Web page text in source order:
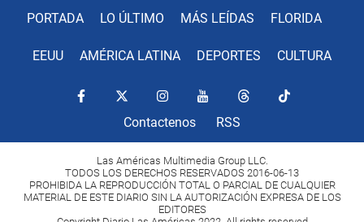
PORTADA LO ÚLTIMO MÁS LEÍDAS FLORIDA
EEUU AMÉRICA LATINA DEPORTES CULTURA
Contactenos RSS
Las Américas Multimedia Group LLC.
TODOS LOS DERECHOS RESERVADOS 2016-06-13
PROHIBIDA LA REPRODUCCIÓN TOTAL O PARCIAL DE CUALQUIER
MATERIAL DE ESTE DIARIO SIN LA AUTORIZACIÓN EXPRESA DE LOS
EDITORES